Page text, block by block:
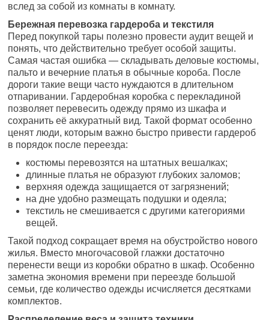
вслед за собой из комнаты в комнату.
Бережная перевозка гардероба и текстиля
Перед покупкой тары полезно провести аудит вещей и
понять, что действительно требует особой защиты.
Самая частая ошибка — складывать деловые костюмы,
пальто и вечерние платья в обычные короба. После
дороги такие вещи часто нуждаются в длительном
отпаривании. Гардеробная коробка с перекладиной
позволяет перевесить одежду прямо из шкафа и
сохранить её аккуратный вид. Такой формат особенно
ценят люди, которым важно быстро привести гардероб
в порядок после переезда:
костюмы перевозятся на штатных вешалках;
длинные платья не образуют глубоких заломов;
верхняя одежда защищается от загрязнений;
на дне удобно размещать подушки и одеяла;
текстиль не смешивается с другими категориями
вещей.
Такой подход сокращает время на обустройство нового
жилья. Вместо многочасовой глажки достаточно
перенести вещи из коробки обратно в шкаф. Особенно
заметна экономия времени при переезде большой
семьи, где количество одежды исчисляется десятками
комплектов.